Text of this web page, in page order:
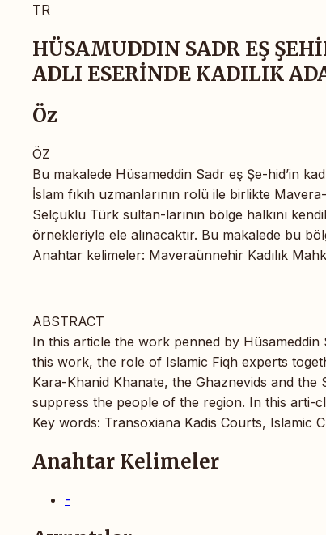
TR
HÜSAMUDDIN SADR EŞ
ADLI ESERİNDE KADILIK
Öz
ÖZ
Bu makalede Hüsameddin Sadr eş Şe-hid’in
İslam fıkıh uzmanlarının rolü ile birlikte
Selçuklu Türk sultan-larının bölge halkını
örnekleriyle ele alınacaktır. Bu makalede bu
Anahtar kelimeler: Maveraünnehir Kadılık
ABSTRACT
In this article the work penned by
this work, the role of Islamic Fiqh experts
Kara-Khanid Khanate, the Ghaznevids and
suppress the people of the region. In this arti-
Key words: Transoxiana Kadis Courts, Islamic
Anahtar Kelimeler
-